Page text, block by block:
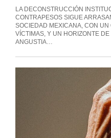
LA DECONSTRUCCIÓN
CONTRAPESOS SIGUE
SOCIEDAD MEXICANA, CON
VÍCTIMAS, Y UN HORIZONTE
ANGUSTIA…